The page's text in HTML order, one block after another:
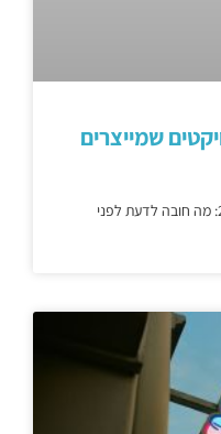
שמייצרים
פרויקטי נדל"ן של מאיר דוידי ב-2026: מה חובה לדעת לפני